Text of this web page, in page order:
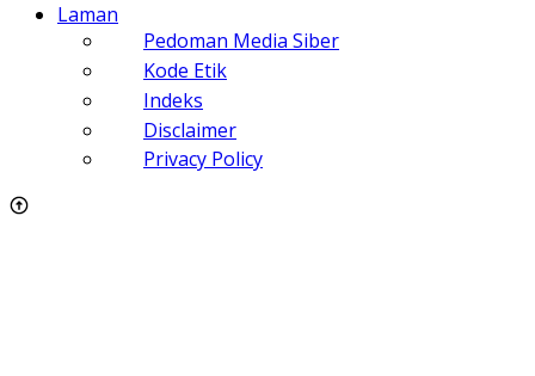
Laman
Pedoman Media Siber
Kode Etik
Indeks
Disclaimer
Privacy Policy